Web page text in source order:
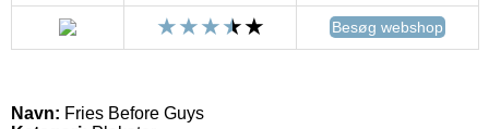
Besøg webshop
Navn: Fries Before Guys